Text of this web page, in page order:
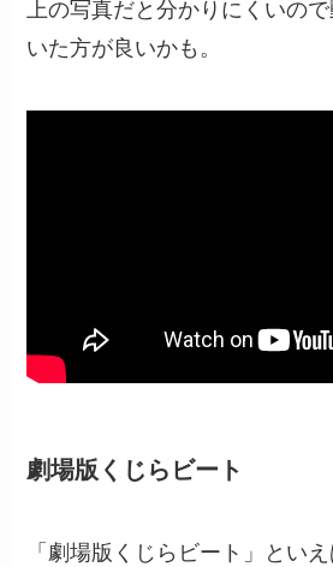
上の写真だと分かりにくいの
いた方が良いかも。
劇場版くじらビート
「劇場版くじらビート」とい